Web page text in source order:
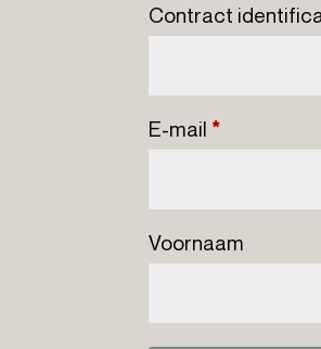
Contract
E-mail *
E
m
Voornaam